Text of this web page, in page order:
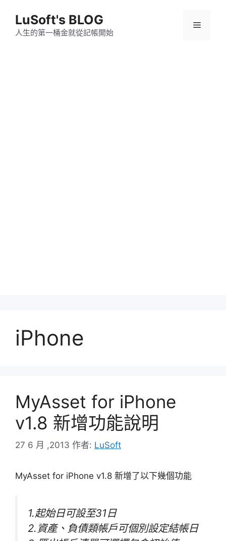
LuSoft's BLOG
人生的第一桶金就從記帳開始
選
iPhone
MyAsset for iPhone
v1.8 新增功能說明
27 6 月 ,2013 作者: LuSoft
MyAsset for iPhone v1.8 新增了以下幾個功能
1.起始日可設至31日
2.資產、負債類帳戶可個別設定結帳日